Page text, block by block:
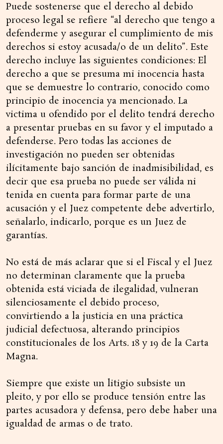
Puede sostenerse que el derecho al debido
proceso legal se refiere “al derecho que tengo a
defenderme y asegurar el cumplimiento de mis
derechos si estoy acusada/o de un delito”. Este
derecho incluye las siguientes condiciones: El
derecho a que se presuma mi inocencia hasta
que se demuestre lo contrario, conocido como
principio de inocencia ya mencionado. La
victima u ofendido por el delito tendrá derecho
a presentar pruebas en su favor y el imputado a
defenderse. Pero todas las acciones de
investigación no pueden ser obtenidas
ilícitamente bajo sanción de inadmisibilidad, es
decir que esa prueba no puede ser válida ni
tenida en cuenta para formar parte de una
acusación y el Juez competente debe advertirlo,
señalarlo, indicarlo, porque es un Juez de
garantías.
No está de más aclarar que si el Fiscal y el Juez
no determinan claramente que la prueba
obtenida está viciada de ilegalidad, vulneran
silenciosamente el debido proceso,
convirtiendo a la justicia en una práctica
judicial defectuosa, alterando principios
constitucionales de los Arts. 18 y 19 de la Carta
Magna.
Siempre que existe un litigio subsiste un
pleito, y por ello se produce tensión entre las
partes acusadora y defensa, pero debe haber una
igualdad de armas o de trato.